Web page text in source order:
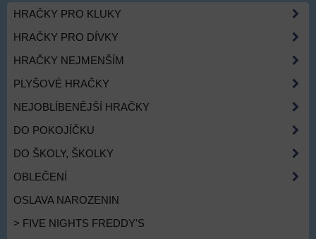
HRAČKY PRO KLUKY
HRAČKY PRO DÍVKY
HRAČKY NEJMENŠÍM
PLYŠOVÉ HRAČKY
NEJOBLÍBENĚJŠÍ HRAČKY
DO POKOJÍČKU
DO ŠKOLY, ŠKOLKY
OBLEČENÍ
OSLAVA NAROZENIN
> FIVE NIGHTS FREDDY'S